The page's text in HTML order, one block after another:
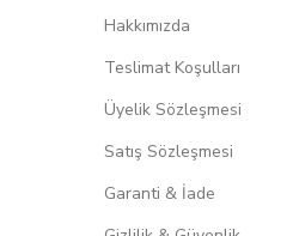
Hakkımızda
Teslimat Koşulları
Üyelik Sözleşmesi
Satış Sözleşmesi
Garanti & İade